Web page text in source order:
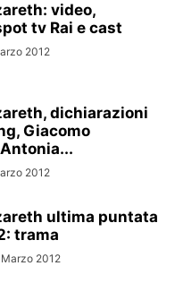
video,
tv Rai e cast
2012
dichiarazioni
Giacomo
2012
ultima puntata
trama
2012